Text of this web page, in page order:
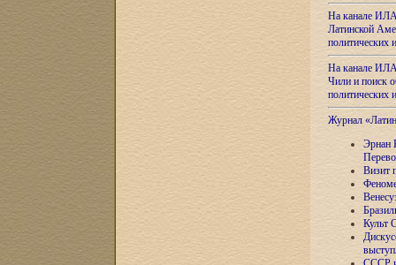
На канале
Латинской
На канале
Чили и поиск
Журнал
Эрнан
Визит
Культ